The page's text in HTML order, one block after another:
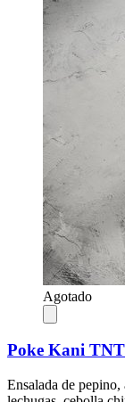
Agotado
Poke Kani TNT
Ensalada de